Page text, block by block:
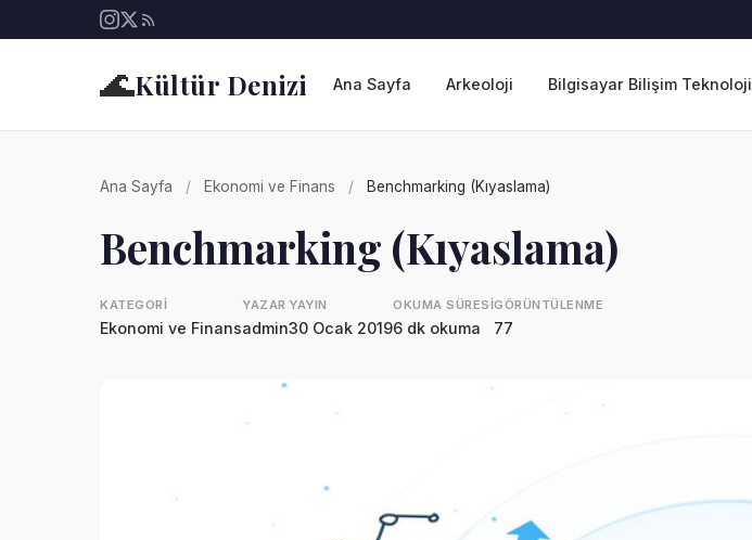
🌊Kültür Denizi Ana Sayfa Arkeoloji Bilgisayar Bilişim Teknoloji
Ana Sayfa / Ekonomi ve Finans / Benchmarking (Kıyaslama)
Benchmarking (Kıyaslama)
KATEGORI
Ekonomi ve Finans
YAZAR
admin
YAYIN
30 Ocak 2019
OKUMA SÜRESI
6 dk okuma
GÖRÜNTÜLENME
77